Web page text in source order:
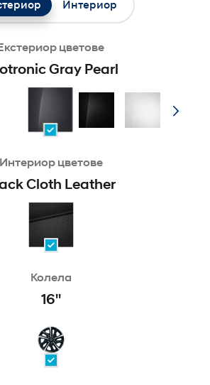
Интериор
цветове
Gray Pearl
Интериор цветове
Cloth Leather
Колела
16''